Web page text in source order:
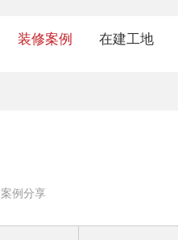
装修案例 在建工地
案例分享